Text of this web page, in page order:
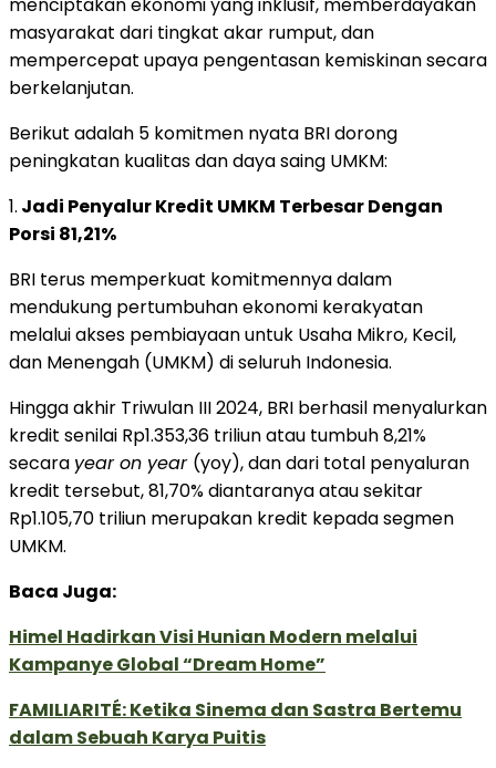
masyarakat dari tingkat akar rumput, dan
mempercepat upaya pengentasan kemiskinan secara
berkelanjutan.
Berikut adalah 5 komitmen nyata BRI dorong
peningkatan kualitas dan daya saing UMKM:
1. Jadi Penyalur Kredit UMKM Terbesar Dengan
Porsi 81,21%
BRI terus memperkuat komitmennya dalam
mendukung pertumbuhan ekonomi kerakyatan
melalui akses pembiayaan untuk Usaha Mikro, Kecil,
dan Menengah (UMKM) di seluruh Indonesia.
Hingga akhir Triwulan III 2024, BRI berhasil menyalurkan
kredit senilai Rp1.353,36 triliun atau tumbuh 8,21%
secara year on year (yoy), dan dari total penyaluran
kredit tersebut, 81,70% diantaranya atau sekitar
Rp1.105,70 triliun merupakan kredit kepada segmen
UMKM.
Baca Juga:
Himel Hadirkan Visi Hunian Modern melalui
Kampanye Global “Dream Home”
FAMILIARITÉ: Ketika Sinema dan Sastra Bertemu
dalam Sebuah Karya Puitis